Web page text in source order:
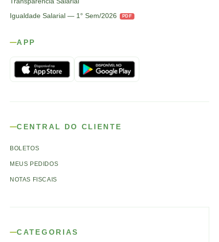
Igualdade Salarial — 1° Sem/2026
PDF
APP
CENTRAL DO CLIENTE
BOLETOS
MEUS PEDIDOS
NOTAS FISCAIS
CATEGORIAS